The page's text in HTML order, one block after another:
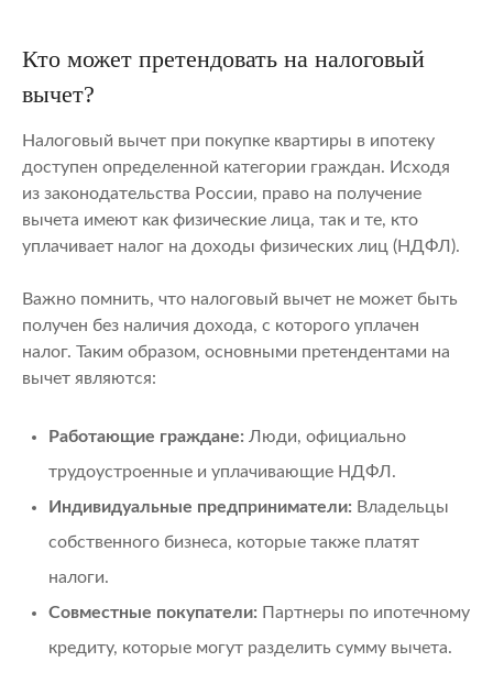
Кто может претендовать на налоговый
вычет?
Налоговый вычет при покупке квартиры в ипотеку
доступен определенной категории граждан. Исходя
из законодательства России, право на получение
вычета имеют как физические лица, так и те, кто
уплачивает налог на доходы физических лиц (НДФЛ).
Важно помнить, что налоговый вычет не может быть
получен без наличия дохода, с которого уплачен
налог. Таким образом, основными претендентами на
вычет являются:
Работающие граждане: Люди, официально
трудоустроенные и уплачивающие НДФЛ.
Индивидуальные предприниматели: Владельцы
собственного бизнеса, которые также платят
налоги.
Совместные покупатели: Партнеры по ипотечному
кредиту, которые могут разделить сумму вычета.